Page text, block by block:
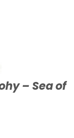
– Sea of